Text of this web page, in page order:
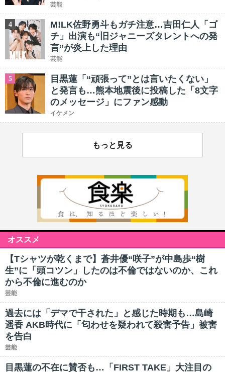
芸能
4
M!LK佐野勇斗もガチ注意…吉田仁人「ゴ
チ」出演も“旧ジャニーズタレントへの発
言”が炎上した理由
芸能
5
目黒蓮「“頑張って”とは言いたくない」
と発言も…熊本地震後に投稿した「8文字
のメッセージ」にファン感動
イケメン
もっと見る
オススメ
【Tシャツが乾くまで】蒼井優“咲子”が中島歩“樹
生”に「頭コツン」したのは不倫ではないのか、これ
から不倫に進むのか
芸能
過去には「デマで干された」と感じた時期も…島崎
遥香 AKB時代に「匂わせを疑われて殺害予告」被害
を告白
芸能
目黒蓮の不在に賛否も…「FIRST TAKE」大注目の